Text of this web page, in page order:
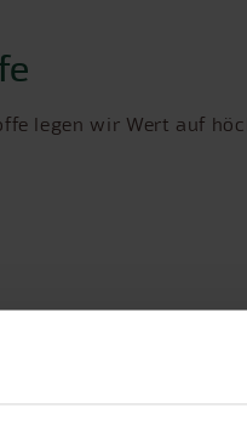
legen wir Wert auf
extra**, Kräuter